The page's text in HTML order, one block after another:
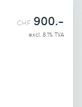
CHF 900.-
excl. 8.1% TVA